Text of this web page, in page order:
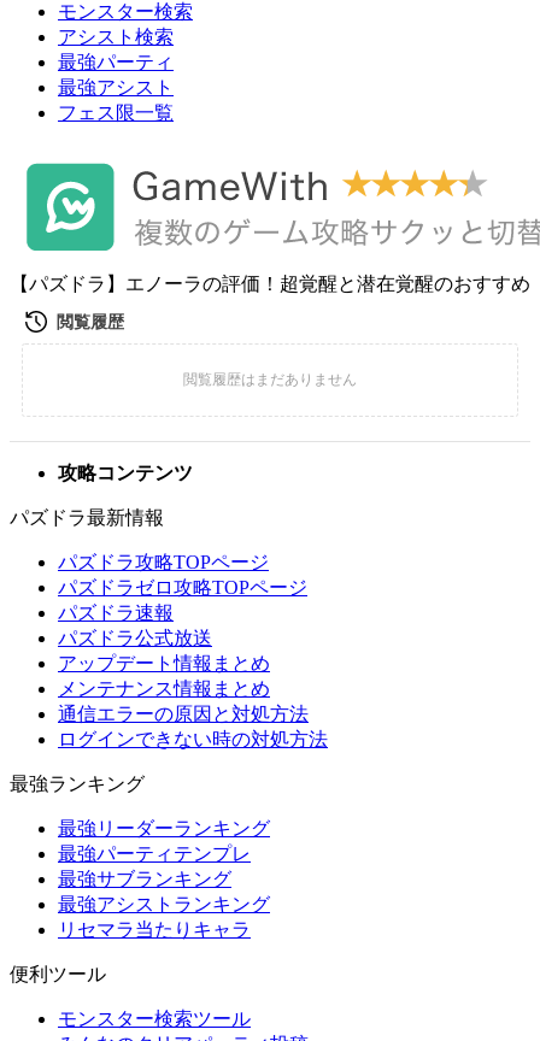
モンスター検索
アシスト検索
最強パーティ
最強アシスト
フェス限一覧
【パズドラ】エノーラの評価！超覚醒と潜在覚醒のおすすめ
攻略コンテンツ
パズドラ最新情報
パズドラ攻略TOPページ
パズドラゼロ攻略TOPページ
パズドラ速報
パズドラ公式放送
アップデート情報まとめ
メンテナンス情報まとめ
通信エラーの原因と対処方法
ログインできない時の対処方法
最強ランキング
最強リーダーランキング
最強パーティテンプレ
最強サブランキング
最強アシストランキング
リセマラ当たりキャラ
便利ツール
モンスター検索ツール